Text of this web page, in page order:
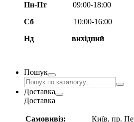
Пн-Пт
09:00-18:00
Сб
10:00-16:00
Нд вихідний
Пошук
Доставка
Доставка
Самовивіз: Київ, пр.